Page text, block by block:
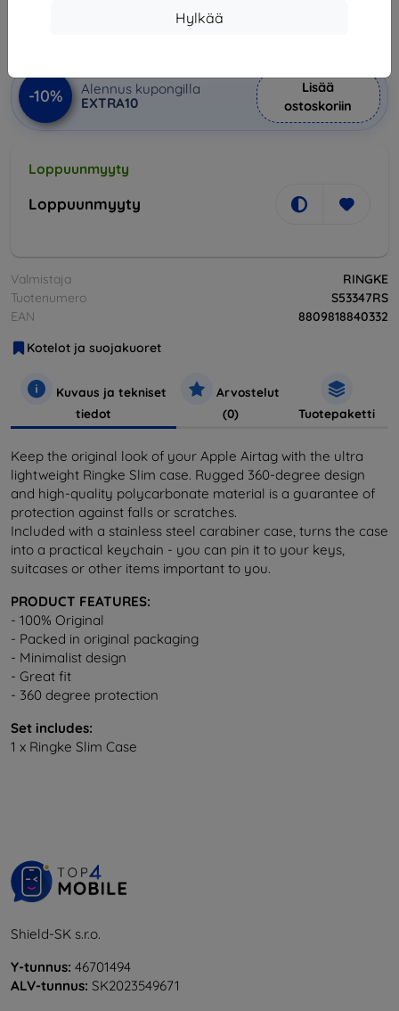
Hylkää
-10%
Alennus kupongilla
EXTRA10
Lisää
ostoskoriin
Loppuunmyyty
Loppuunmyyty
Valmistaja
RINGKE
Tuotenumero
S53347RS
EAN
8809818840332
Kotelot ja suojakuoret
Kuvaus ja tekniset
tiedot
Arvostelut
(0)
Tuotepaketti
Keep the original look of your Apple Airtag with the ultra
lightweight Ringke Slim case. Rugged 360-degree design
and high-quality polycarbonate material is a guarantee of
protection against falls or scratches.
Included with a stainless steel carabiner case, turns the case
into a practical keychain - you can pin it to your keys,
suitcases or other items important to you.
PRODUCT FEATURES:
- 100% Original
- Packed in original packaging
- Minimalist design
- Great fit
- 360 degree protection
Set includes:
1 x Ringke Slim Case
Shield-SK s.r.o.
Y-tunnus: 46701494
ALV-tunnus: SK2023549671